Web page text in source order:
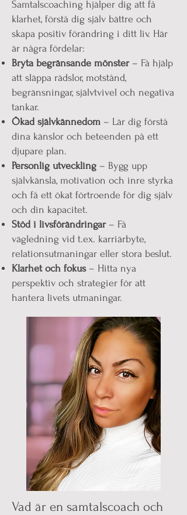
Samtalscoaching hjälper dig att få
klarhet, förstå dig själv bättre och
skapa positiv förändring i ditt liv. Här
är några fördelar:
Bryta begränsande mönster– Få hjälp
att släppa rädslor, motstånd,
begränsningar, självtvivel och negativa
tankar.
Ökad självkännedom – Lär dig förstå
dina känslor och beteenden på ett
djupare plan.
Personlig utveckling – Bygg upp
självkänsla, motivation och inre styrka
och få ett ökat förtroende för dig själv
och din kapacitet.
Stöd i livsförändringar– Få
vägledning vid t.ex. karriärbyte,
relationsutmaningar eller stora beslut.
Klarhet och fokus– Hitta nya
perspektiv och strategier för att
hantera livets utmaningar.
Vad är en samtalscoach och